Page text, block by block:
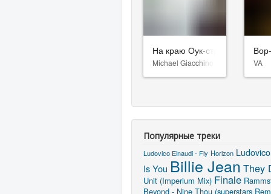
На краю Оук-стрит
Michael Giacchino VA
Популярные треки
Ludovico Einaudi - Fly Horizon
Is You Billie Jean They
Unit (Imperium Mix) Finale
Beyond - Nine Thou (superstars